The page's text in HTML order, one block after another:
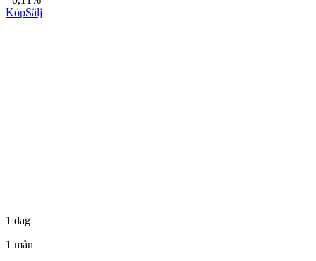
KöpSälj
1 dag
1 mån